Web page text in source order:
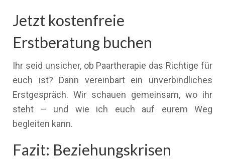
Jetzt kostenfreie
Erstberatung buchen
Ihr seid unsicher, ob Paartherapie das Richtige für
euch ist? Dann vereinbart ein unverbindliches
Erstgespräch. Wir schauen gemeinsam, wo ihr
steht – und wie ich euch auf eurem Weg
begleiten kann.
Fazit: Beziehungskrisen